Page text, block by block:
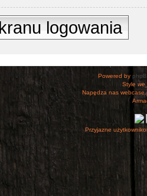
logowania
Powered by
Style
Napędza nas
Przyjazne